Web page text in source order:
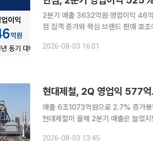
2분기 매출 3632억원·영업이익 46억원
점 집객 증가와 핵심 브랜드 판매 호조에 힘
2026-08-03 16:01
현대제철, 2Q 영업익 577
매출 6조1073억원으로 2.7% 증가봉
현대제철이 올해 2분기 매출은 늘었지만
2026-08-03 13:45